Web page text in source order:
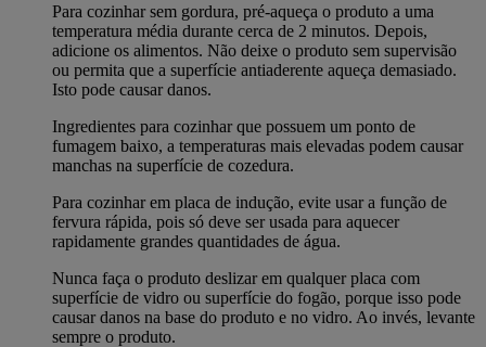
Para cozinhar sem gordura, pré-aqueça o produto a uma
temperatura média durante cerca de 2 minutos. Depois,
adicione os alimentos. Não deixe o produto sem supervisão
ou permita que a superfície antiaderente aqueça demasiado.
Isto pode causar danos.
Ingredientes para cozinhar que possuem um ponto de
fumagem baixo, a temperaturas mais elevadas podem causar
manchas na superfície de cozedura.
Para cozinhar em placa de indução, evite usar a função de
fervura rápida, pois só deve ser usada para aquecer
rapidamente grandes quantidades de água.
Nunca faça o produto deslizar em qualquer placa com
superfície de vidro ou superfície do fogão, porque isso pode
causar danos na base do produto e no vidro. Ao invés, levante
sempre o produto.